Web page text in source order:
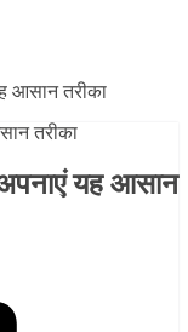
आसान तरीका
यह आसान